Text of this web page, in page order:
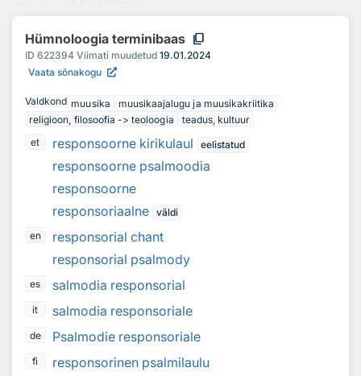
Hümnoloogia terminibaas content_copy
ID 622394 Viimati muudetud 19.01.2024
Vaata sõnakogu
Valdkond muusika
muusikaajalugu ja muusikakriitika
religioon, filosoofia -> teoloogia
teadus, kultuur
et
responsoorne kirikulaul eelistatud
responsoorne psalmoodia
responsoorne
responsoriaalne väldi
en
responsorial chant
responsorial psalmody
es salmodia responsorial
it salmodia responsoriale
de Psalmodie responsoriale
fi responsorinen psalmilaulu